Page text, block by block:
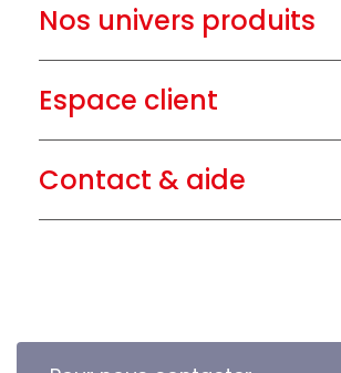
Nos univers produits
Espace client
Contact & aide